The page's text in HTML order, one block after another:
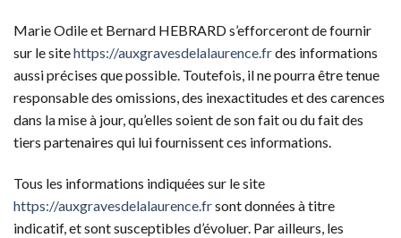
Marie Odile et Bernard HEBRARD s’efforceront de fournir
sur le sitehttps://auxgravesdelalaurence.frdes informations
aussi précises que possible. Toutefois, il ne pourra être tenue
responsable des omissions, des inexactitudes et des carences
dans la mise à jour, qu’elles soient de son fait ou du fait des
tiers partenaires qui lui fournissent ces informations.
Tous les informations indiquées sur le site
https://auxgravesdelalaurence.frsont données à titre
indicatif, et sont susceptibles d’évoluer. Par ailleurs, les